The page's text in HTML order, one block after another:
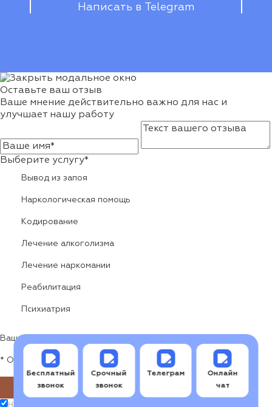
Написать в Telegram
Оставьте ваш отзыв
Ваше мнение действительно важно для нас и
улучшает нашу работу
Выберите услугу*
Вывод из запоя
Наркологическая помощь
Кодирование
Лечение алкоголизма
Лечение наркомании
Реабилитация
Психиатрия
Ваша оценка*
* Обязательные для заполнения поля
«Отправить»
Нажимая кноку «Отправить», вы соглашаетесь с
Бесплатный
звонок
Срочный
звонок
Телеграм
Онлайн
чат